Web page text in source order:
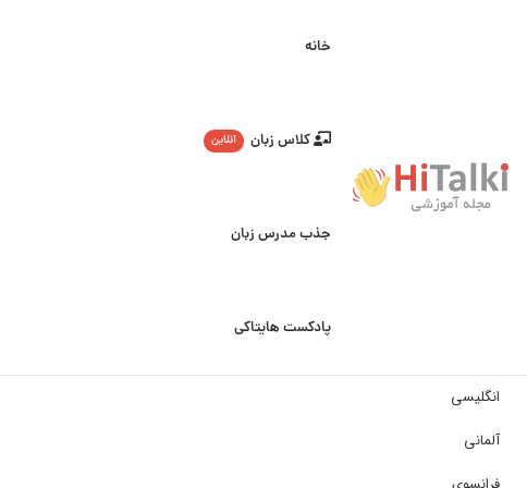
خانه
کلاس زبان آنلاین
جذب مدرس زبان
پادکست هایتاکی
انگلیسی
آلمانی